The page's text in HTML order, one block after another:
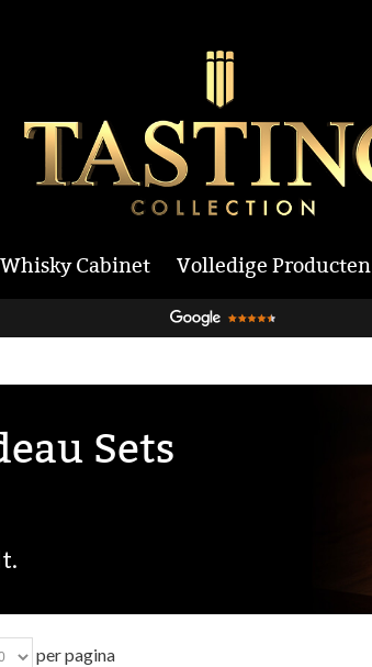
Cabinet Volledige Producten
Sets
per pagina